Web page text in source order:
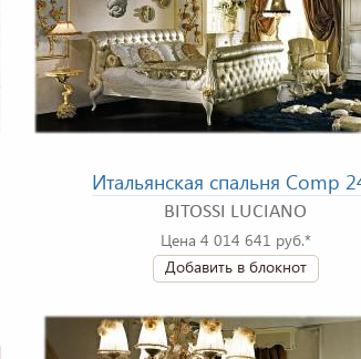
Итальянская спальня Comp
BITOSSI LUCIANO
Цена 4 014 641 руб.*
Добавить в блокнот